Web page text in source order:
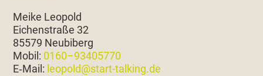
Meike Leopold
Eichen­straße 32
85579 Neubiberg
Mobil: 0160–93405770
E‑Mail: leopold@start-talking.de